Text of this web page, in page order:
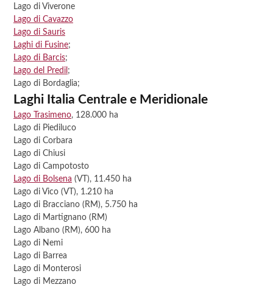
Lago di Viverone
Lago di Cavazzo
Lago di Sauris
Laghi di Fusine;
Lago di Barcis;
Lago del Predil ;
Lago di Bordaglia;
Laghi Italia Centrale e Meridionale
Lago Trasimeno, 128.000 ha
Lago di Piediluco
Lago di Corbara
Lago di Chiusi
Lago di Campotosto
Lago di Bolsena (VT), 11.450 ha
Lago di Vico (VT), 1.210 ha
Lago di Bracciano (RM), 5.750 ha
Lago di Martignano (RM)
Lago Albano (RM), 600 ha
Lago di Nemi
Lago di Barrea
Lago di Monterosi
Lago di Mezzano